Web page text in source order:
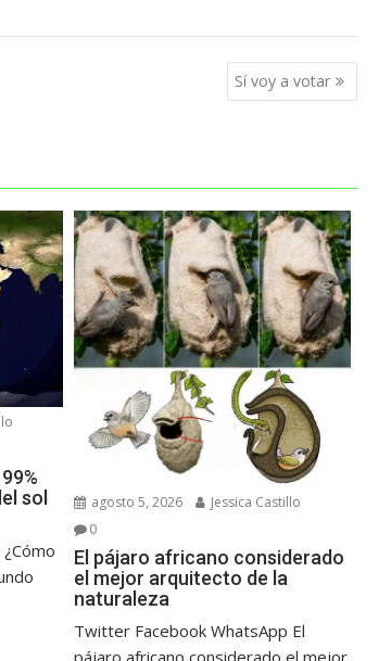
Sí voy a votar
sol
agosto 5, 2026
Jessica Castillo
0
El pájaro africano considerado
el mejor arquitecto de la
naturaleza
Twitter Facebook WhatsApp El